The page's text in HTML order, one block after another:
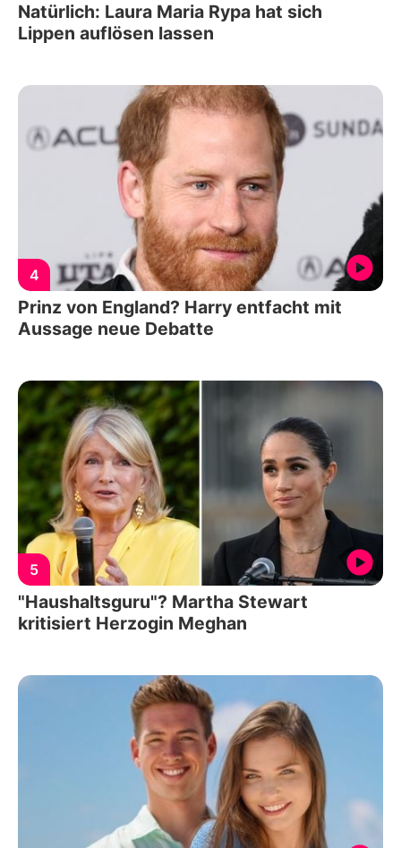
Natürlich: Laura Maria Rypa hat sich
Lippen auflösen lassen
4
Prinz von England? Harry entfacht mit
Aussage neue Debatte
5
"Haushaltsguru"? Martha Stewart
kritisiert Herzogin Meghan